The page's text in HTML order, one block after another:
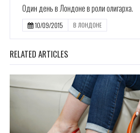
Один день в Лондоне в роли олигарха.
10/09/2015 В ЛОНДОНЕ
RELATED ARTICLES